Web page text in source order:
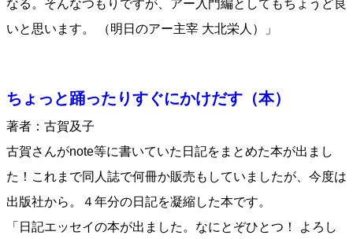
なる。そんなつもりですが、アー入門編としてもちょうど良
いと思います。 （明日のアー主宰 大北栄人）」
ちょっと踊ったりすぐにかけだす（本）
著者：古賀及子
古賀さんがnote等に書いていた日記をまとめた本が出まし
た！これまで同人誌で何冊か販売もしていましたが、今度は
出版社から。４年分の日記を凝縮した本です。
「日記エッセイの本が出ました。なにとぞひとつ！ よろし